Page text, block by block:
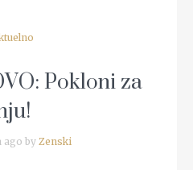
Pokloni za
ago byZenski